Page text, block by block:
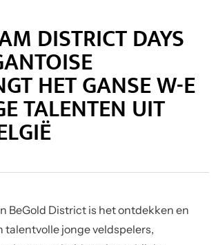
DISTRICT DAYS
HET GANSE W-E
TALENTEN UIT
BeGold District is hetontdekken en
talentvolle jonge veldspelers,